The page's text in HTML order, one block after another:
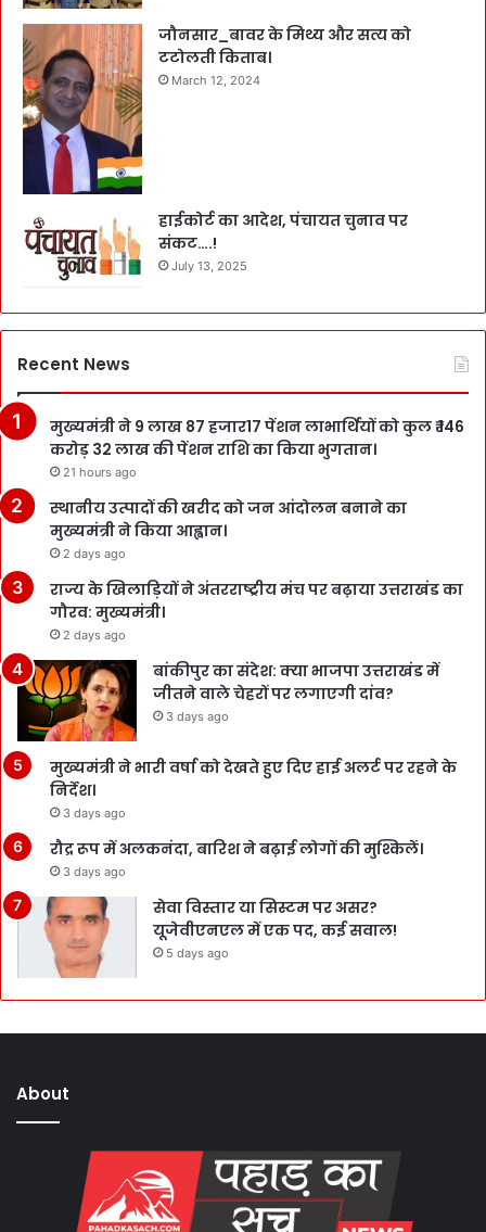
जौनसार_बावर के मिथ्य और सत्य को
टटोलती किताब।
March 12, 2024
हाईकोर्ट का आदेश, पंचायत चुनाव पर
संकट….!
July 13, 2025
Recent News
मुख्यमंत्री ने 9 लाख 87 हजार17 पेंशन लाभार्थियों को कुल ₹ 146
करोड़ 32 लाख की पेंशन राशि का किया भुगतान।
21 hours ago
स्थानीय उत्पादों की खरीद को जन आंदोलन बनाने का
मुख्यमंत्री ने किया आह्वान।
2 days ago
राज्य के खिलाड़ियों ने अंतरराष्ट्रीय मंच पर बढ़ाया उत्तराखंड का
गौरव: मुख्यमंत्री।
2 days ago
बांकीपुर का संदेश: क्या भाजपा उत्तराखंड में
जीतने वाले चेहरों पर लगाएगी दांव?
3 days ago
मुख्यमंत्री ने भारी वर्षा को देखते हुए दिए हाई अलर्ट पर रहने के
निर्देश।
3 days ago
रौद्र रूप में अलकनंदा, बारिश ने बढ़ाई लोगों की मुश्किलें।
3 days ago
सेवा विस्तार या सिस्टम पर असर?
यूजेवीएनएल में एक पद, कई सवाल!
5 days ago
About